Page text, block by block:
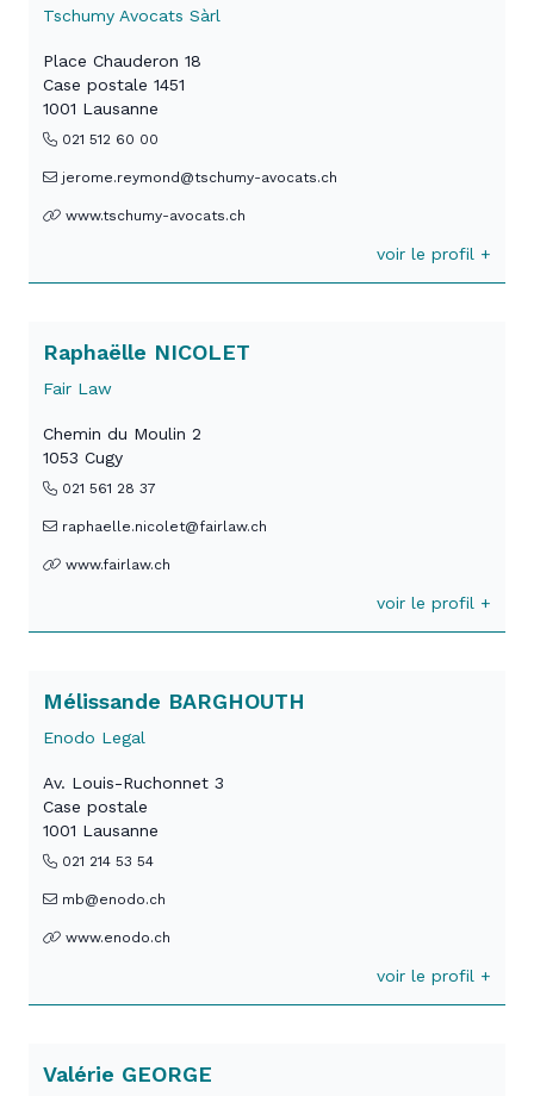
Tschumy Avocats Sàrl
Place Chauderon 18
Case postale 1451
1001 Lausanne
021 512 60 00
jerome.reymond@tschumy-avocats.ch
www.tschumy-avocats.ch
voir le profil +
Raphaëlle NICOLET
Fair Law
Chemin du Moulin 2
1053 Cugy
021 561 28 37
raphaelle.nicolet@fairlaw.ch
www.fairlaw.ch
voir le profil +
Mélissande BARGHOUTH
Enodo Legal
Av. Louis-Ruchonnet 3
Case postale
1001 Lausanne
021 214 53 54
mb@enodo.ch
www.enodo.ch
voir le profil +
Valérie GEORGE